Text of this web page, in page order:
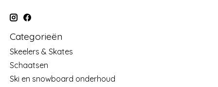
Categorieën
Skeelers & Skates
Schaatsen
Ski en snowboard onderhoud